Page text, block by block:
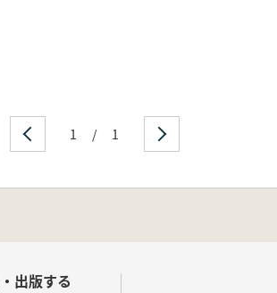
1 / 1
出版する